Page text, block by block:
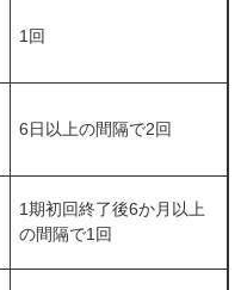
1回
6日以上の間隔で2回
1期初回終了後6か月以上
の間隔で1回